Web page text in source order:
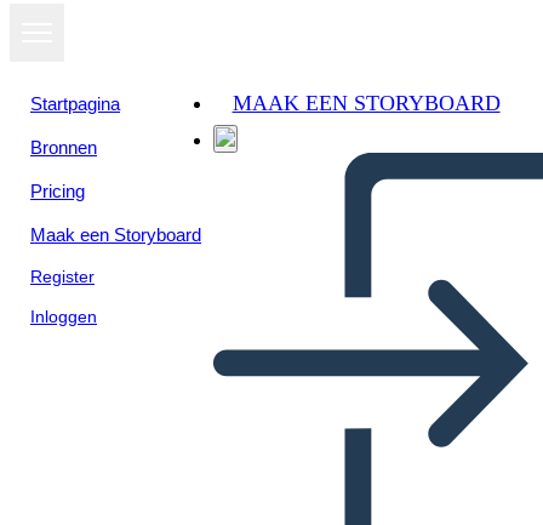
Startpagina
Bronnen
Pricing
Maak een Storyboard
Register
Inloggen
MAAK EEN STORYBOARD
Bekijk als
diavoorstelling